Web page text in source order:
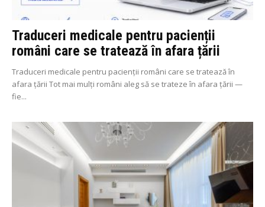
Traduceri medicale pentru pacienții
români care se tratează în afara țării
Traduceri medicale pentru pacienții români care se tratează în
afara țării Tot mai mulți români aleg să se trateze în afara țării —
fie...